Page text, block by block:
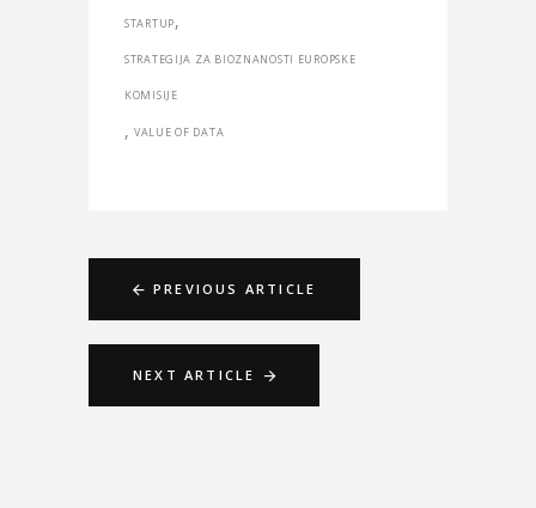
STARTUP,
STRATEGIJA ZA BIOZNANOSTI EUROPSKE
KOMISIJE
, VALUE OF DATA
PREVIOUS ARTICLE
NEXT ARTICLE